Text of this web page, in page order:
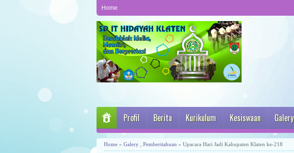
Home
Profil Berita Kurikulum Kesiswaan Galery
Home » Galery Pemberitahuan » Upacara Hari Jadi Kabupaten Klaten ke-218